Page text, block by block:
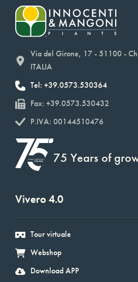
Via del Girone, 17 - 51100 -
ITALIA
Tel: +39.0573.530364
Fax: +39.0573.530432
P.IVA: 00144510476
75 Years of
Vivero 4.0
Tour virtuale
Webshop
Download APP